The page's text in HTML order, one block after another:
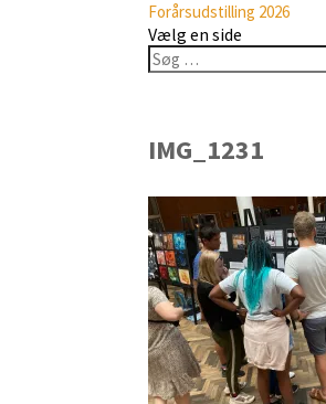
Forårsudstilling 2026
Vælg en side
IMG_1231